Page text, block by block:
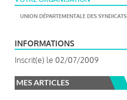
UNION DÉPARTEMENTALE DES SYNDICATS
INFORMATIONS
Inscrit(e) le 02/07/2009
MES ARTICLES